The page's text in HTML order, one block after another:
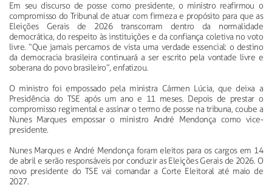
Em seu discurso de posse como presidente, o ministro reafirmou o
compromisso do Tribunal de atuar com firmeza e propósito para que as
Eleições Gerais de 2026 transcorram dentro da normalidade
democrática, do respeito às instituições e da confiança coletiva no voto
livre. “Que jamais percamos de vista uma verdade essencial: o destino
da democracia brasileira continuará a ser escrito pela vontade livre e
soberana do povo brasileiro”, enfatizou.
O ministro foi empossado pela ministra Cármen Lúcia, que deixa a
Presidência do TSE após um ano e 11 meses. Depois de prestar o
compromisso regimental e assinar o termo de posse na tribuna, coube a
Nunes Marques empossar o ministro André Mendonça como vice-
presidente.
Nunes Marques e André Mendonça foram eleitos para os cargos em 14
de abril e serão responsáveis por conduzir as Eleições Gerais de 2026. O
novo presidente do TSE vai comandar a Corte Eleitoral até maio de
2027.